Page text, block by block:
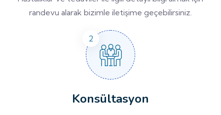
randevu alarak bizimle iletişime geçebilirsiniz.
Konsültasyon